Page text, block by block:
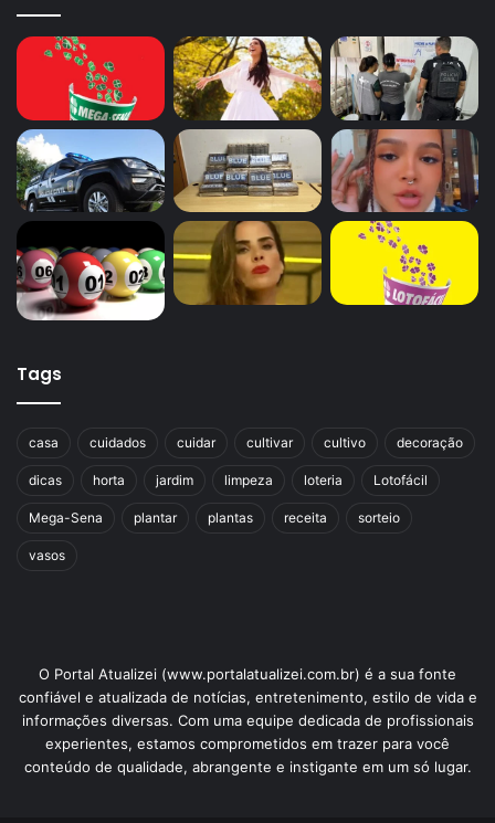
Tags
casa cuidados cuidar cultivar cultivo decoração
dicas horta jardim limpeza loteria Lotofácil
Mega-Sena plantar plantas receita sorteio
vasos
O Portal Atualizei (www.portalatualizei.com.br) é a sua fonte
confiável e atualizada de notícias, entretenimento, estilo de vida e
informações diversas. Com uma equipe dedicada de profissionais
experientes, estamos comprometidos em trazer para você
conteúdo de qualidade, abrangente e instigante em um só lugar.